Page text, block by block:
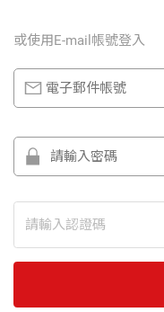
或使⽤E-mail帳號登入